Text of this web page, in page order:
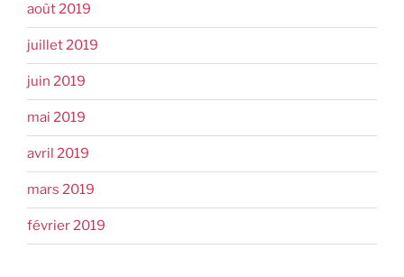
août 2019
juillet 2019
juin 2019
mai 2019
avril 2019
mars 2019
février 2019